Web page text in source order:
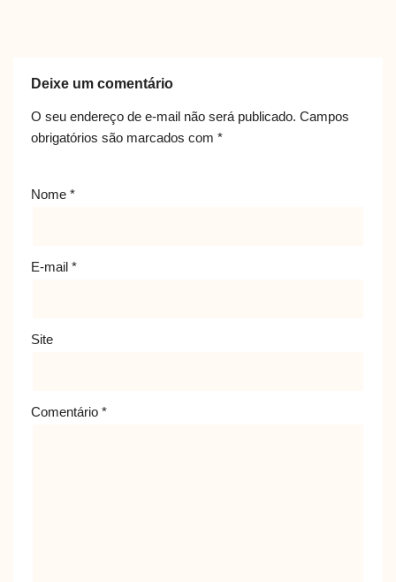
Deixe um comentário
O seu endereço de e-mail não será publicado. Campos
obrigatórios são marcados com *
Nome *
E-mail *
Site
Comentário *